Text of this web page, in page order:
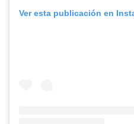
Ver esta publicación en